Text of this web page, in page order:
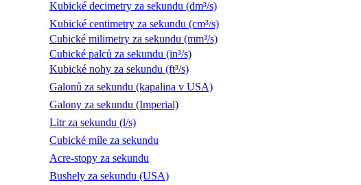
Kubické decimetry za sekundu (dm³/s)
Kubické centimetry za sekundu (cm³/s)
Cubické milimetry za sekundu (mm³/s)
Cubické palců za sekundu (in³/s)
Kubické nohy za sekundu (ft³/s)
Galonů za sekundu (kapalina v USA)
Galony za sekundu (Imperial)
Litr za sekundu (l/s)
Cubické míle za sekundu
Acre-stopy za sekundu
Bushely za sekundu (USA)